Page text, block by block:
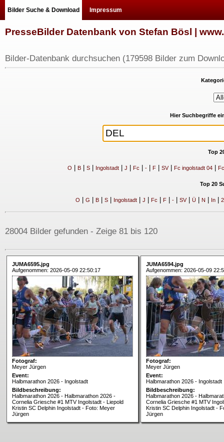
Bilder Suche & Download Impressum
PresseBilder Datenbank von Stefan Bösl |
Bilder-Datenbank durchsuchen (179598 Bilder zum
Hier Suchbegriffe
Top
O B| S| Ingolstadt| J Fc -| F| SV| Fc ingolstadt 04|
Top 20
O G B| S| Ingolstadt| J Fc F| -| SV| Ü| N In| 2
28004 Bilder gefunden - Zeige 81 bis 120
JUMA6595.jpg
Aufgenommen: 2026-05-09 22:50:17
Fotograf:
Meyer Jürgen
Event:
Halbmarathon 2026 - Ingolstadt
Bildbeschreibung:
Halbmarathon 2026 - Halbmarathon 2026 -
Cornelia Griesche #1 MTV Ingolstadt - Liepold
Kristin SC Delphin Ingolstadt - Foto: Meyer
Jürgen
JUMA6594.jpg
Aufgenommen: 2026-05-09
Fotograf:
Meyer Jürgen
Event:
Halbmarathon 2026 - Ingolstadt
Bildbeschreibung:
Halbmarathon 2026 -
Cornelia Griesche #1 MTV
Kristin SC Delphin Ingolstadt -
Jürgen